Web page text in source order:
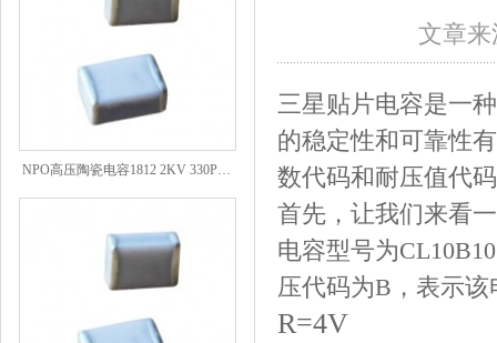
文章
三星贴片电容是一
的稳定性和可靠性
数代码和耐压值代
首先，让我们来看
电容型号为
压代码为B，表示
R=4V